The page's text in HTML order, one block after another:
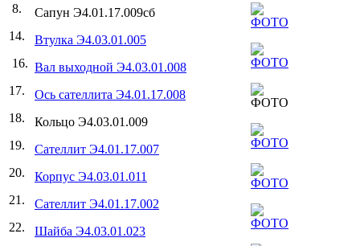
8.
14.
16.
17.
18.
19.
20.
21.
22.
Сапун Э4.01.17.009сб
Втулка Э4.03.01.005
Вал выходной Э4.03.01.008
Ось сателлита Э4.01.17.008
Кольцо Э4.03.01.009
Сателлит Э4.01.17.007
Корпус Э4.03.01.011
Сателлит Э4.01.17.002
Шайба Э4.03.01.023